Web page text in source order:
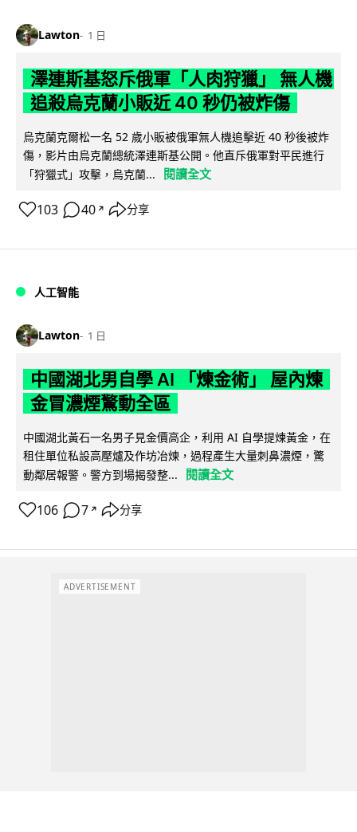
Lawton 1 日
澤連斯基怒斥俄軍「人肉狩獵」 無人機
追殺烏克蘭小販近 40 秒仍被炸傷
烏克蘭克爾松一名 52 歲小販被俄軍無人機追擊近 40 秒後被炸
傷，影片由烏克蘭總統澤連斯基公開。他直斥俄軍對平民進行
「狩獵式」攻擊，烏克蘭...
閱讀全文
103 40 ↗ 分享
人工智能
Lawton 1 日
中國湖北男自學 AI 「煉金術」 屋內煉
金冒濃煙驚動全區
中國湖北黃石一名男子見金價高企，利用 AI 自學提煉黃金，在
租住單位私設高壓爐及作坊冶煉，過程產生大量刺鼻濃煙，驚
動鄰居報警。警方到場揭發整...
閱讀全文
106 7 ↗ 分享
ADVERTISEMENT